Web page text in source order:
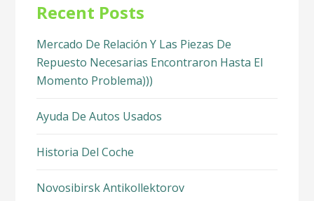
Recent Posts
Mercado De Relación Y Las Piezas De
Repuesto Necesarias Encontraron Hasta El
Momento Problema)))
Ayuda De Autos Usados
Historia Del Coche
Novosibirsk Antikollektorov